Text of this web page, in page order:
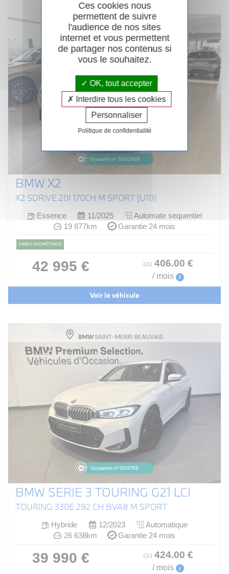
BMW X2
X2 SDRIVE 20I 170CH M SPORT (U10)
Essence 11/2025
Automate sequentiel
19 877km
Garantie 24 mois
FAIBLE KILOMÉTRAGE
42 995 € ou 406.00 €
/ mois i
Voir le véhicule
BMW SERIE 3 TOURING G21 LCI
TOURING 330E 292 CH BVA8 M SPORT
Hybride 12/2023
Automatique
26 638km
Garantie 24 mois
39 990 € ou 424.00 €
/ mois i
Ces cookies nous
permettent de suivre
l'audience de nos sites
internet et vous permettent
de partager nos contenus si
vous le souhaitez.
OK, tout accepter
Interdire tous les cookies
Personnaliser
Politique de confidentialité